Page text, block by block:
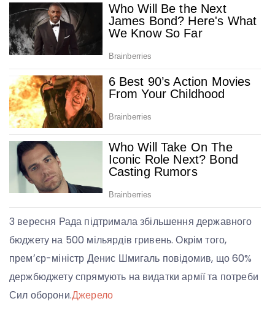
3 вересня Рада підтримала збільшення державного
бюджету на 500 мільярдів гривень. Окрім того,
премʼєр-міністр Денис Шмигаль повідомив, що 60%
держбюджету спрямують на видатки армії та потреби
Сил оборони.Джерело